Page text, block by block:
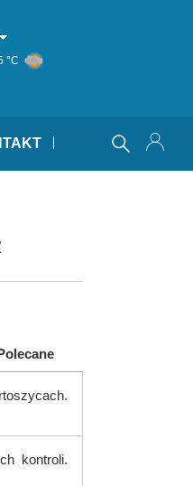
°C
kontroli.